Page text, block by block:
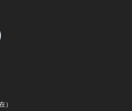
）